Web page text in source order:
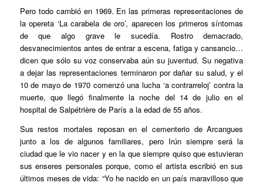
Pero todo cambió en 1969. En las primeras representaciones de
la opereta ‘La carabela de oro’, aparecen los primeros síntomas
de que algo grave le sucedía. Rostro demacrado,
desvanecimientos antes de entrar a escena, fatiga y cansancio…
dicen que sólo su voz conservaba aún su juventud. Su negativa
a dejar las representaciones terminaron por dañar su salud, y el
10 de mayo de 1970 comenzó una lucha ‘a contrarreloj’ contra la
muerte, que llegó finalmente la noche del 14 de julio en el
hospital de Salpétrière de París a la edad de 55 años.
Sus restos mortales reposan en el cementerio de Arcangues
junto a los de algunos familiares, pero Irún siempre será la
ciudad que le vio nacer y en la que siempre quiso que estuvieran
sus enseres personales porque, como el artista escribió en sus
últimos meses de vida: “Yo he nacido en un país maravilloso que